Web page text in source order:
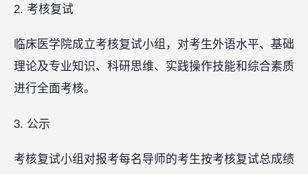
2. 考核复试
临床医学院成立考核复试小组，对考生外语水平、基础
理论及专业知识、科研思维、实践操作技能和综合素质
进行全面考核。
3. 公示
考核复试小组对报考每名导师的考生按考核复试总成绩